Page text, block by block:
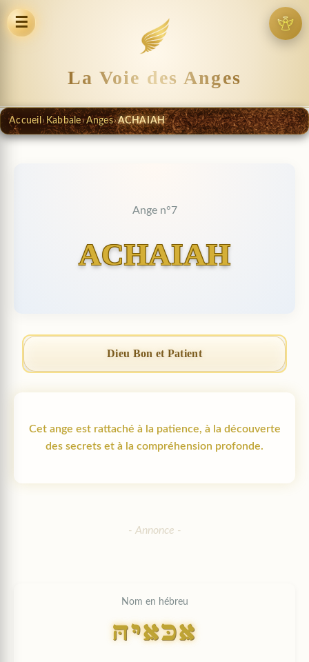
☰
La Voie des Anges
Accueil › Kabbale›Anges›ACHAIAH
Ange n°7
ACHAIAH
Dieu Bon et Patient
Cet ange est rattaché à la patience, à la découverte
des secrets et à la compréhension profonde.
Nom en hébreu
HYAKA